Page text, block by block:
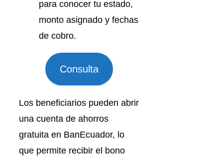
para conocer tu estado,
monto asignado y fechas
de cobro.
Consulta
Los beneficiarios pueden abrir
una cuenta de ahorros
gratuita en BanEcuador, lo
que permite recibir el bono